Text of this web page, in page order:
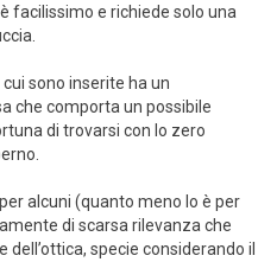
facilissimo e richiede solo una
cui sono inserite ha un
che comporta un possibile
di trovarsi con lo zero
alcuni (quanto meno lo è per
di scarsa rilevanza che
specie considerando il